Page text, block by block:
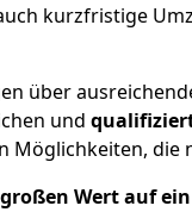
kurzfristige
über
und
Möglichkeiten, die
Wert auf